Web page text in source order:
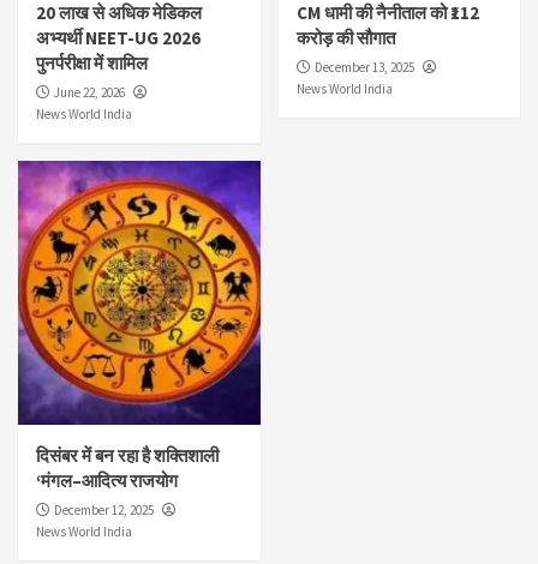
20 लाख से अधिक मेडिकल
अभ्यर्थी NEET-UG 2026
पुनर्परीक्षा में शामिल
June 22, 2026
News World India
CM धामी की नैनीताल को ₹112
करोड़ की सौगात
December 13, 2025
News World India
दिसंबर में बन रहा है शक्तिशाली
‘मंगल–आदित्य राजयोग
December 12, 2025
News World India